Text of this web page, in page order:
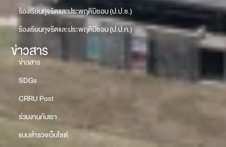
ร้องเรียนทุจริตและประพฤติมิชอบ (ป.ป.ช.)
ร้องเรียนทุจริตและประพฤติมิชอบ (ป.ป.ท.)
ข่าวสาร
ข่าวสาร
SDGs
CRRU Post
ร่วมงานกับเรา
แบบสำรวจเว็บไซต์